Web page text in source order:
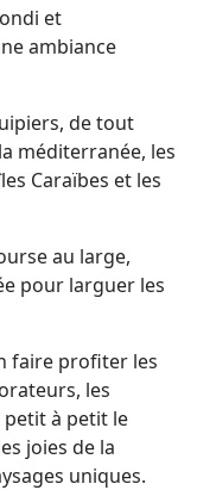
et
ambiance
de tout
méditerranée, les
Caraïbes et les
au large,
pour larguer les
faire profiter les
les
petit à petit le
joies de la
uniques.